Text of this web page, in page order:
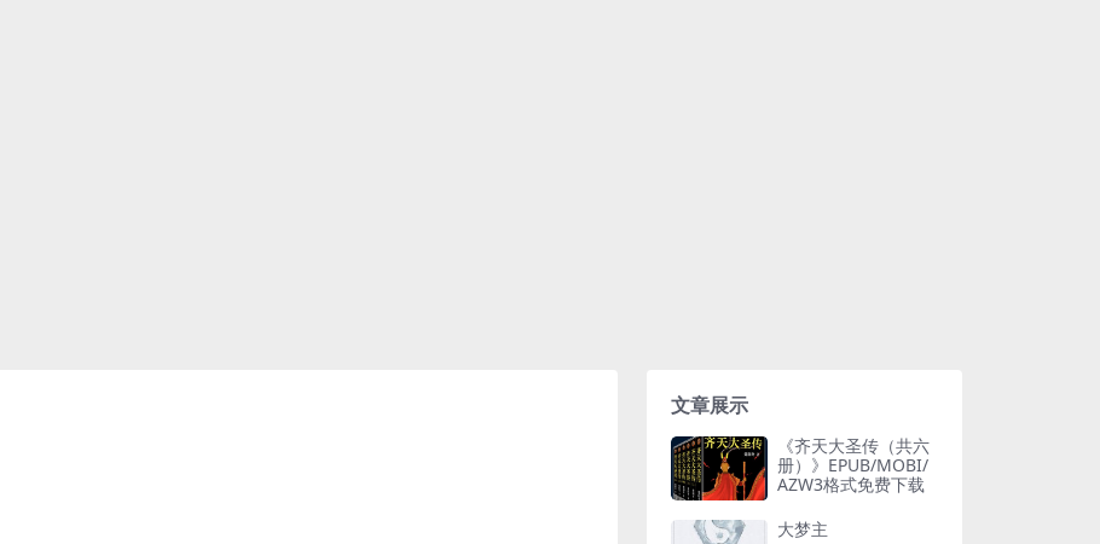
文章展示
《齐天大圣传（共六
册）》EPUB/MOBI/
AZW3格式免费下载
大梦主